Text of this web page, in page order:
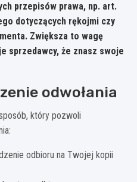
przepisów prawa, np. art.
dotyczących rękojmi czy
Zwiększa to wagę
sprzedawcy, że znasz swoje
odwołania
który pozwoli
odbioru na Twojej kopii